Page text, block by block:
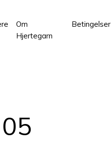
Om
Hjertegarn
Betingelser